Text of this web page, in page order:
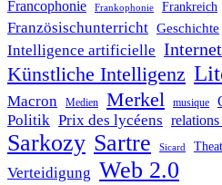
Francophonie Frankophonie Frankreich
Französischunterricht Geschichte
Intelligence artificielle Internet
Künstliche Intelligenz
Macron Medien Merkel musique
Politik Prix des lycéens
Sarkozy Sartre Sicard
Verteidigung Web 2.0